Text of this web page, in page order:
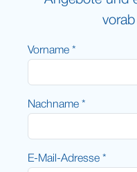
Vorname *
Nachname *
E-Mail-Adresse *